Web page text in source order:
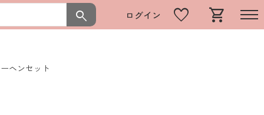
search ログイン favorite shopping_cart
ヘンセット